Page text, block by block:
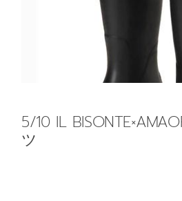
5/10 IL
ツ